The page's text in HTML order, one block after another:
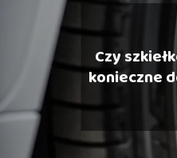
Czy
konieczne